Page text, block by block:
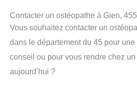
Contacter un ostéopathe à Gien,
Vous souhaitez contacter un
dans le département du 45 pour
conseil ou pour vous rendre chez
aujourd’hui ?